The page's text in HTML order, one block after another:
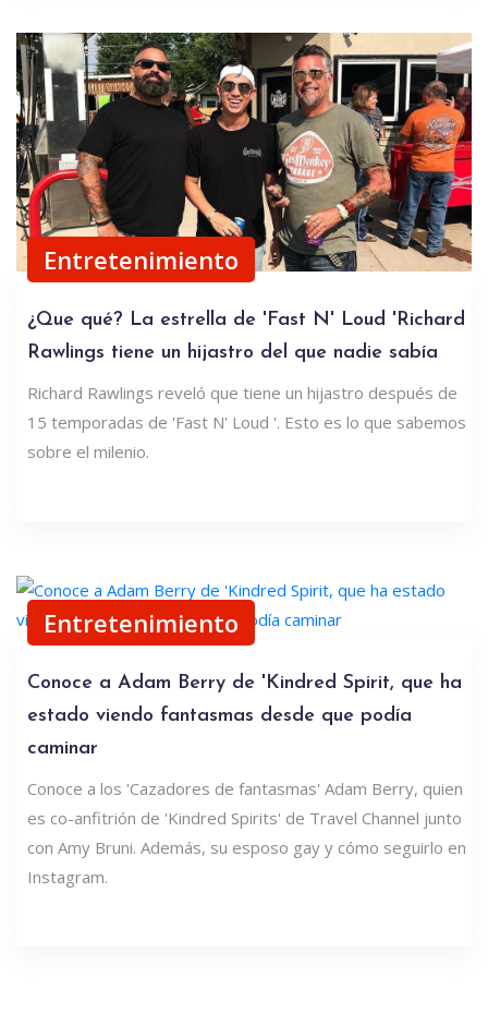
Entretenimiento
¿Que qué? La estrella de 'Fast N' Loud 'Richard
Rawlings tiene un hijastro del que nadie sabía
Richard Rawlings reveló que tiene un hijastro después de
15 temporadas de 'Fast N' Loud '. Esto es lo que sabemos
sobre el milenio.
Entretenimiento
Conoce a Adam Berry de 'Kindred Spirit, que ha
estado viendo fantasmas desde que podía
caminar
Conoce a los 'Cazadores de fantasmas' Adam Berry, quien
es co-anfitrión de 'Kindred Spirits' de Travel Channel junto
con Amy Bruni. Además, su esposo gay y cómo seguirlo en
Instagram.